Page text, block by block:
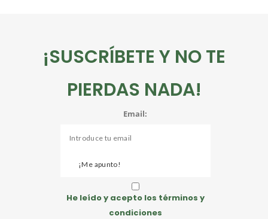
¡SUSCRÍBETE Y NO TE
PIERDAS NADA!
Email:
He leído y acepto los términos y
condiciones